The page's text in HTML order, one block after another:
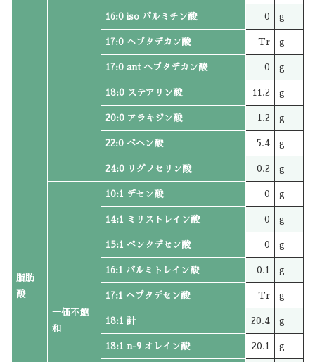
脂肪
酸
16:0 iso パルミチン酸 0 g
17:0 ヘプタデカン酸 Tr g
17:0 ant ヘプタデカン酸 0 g
18:0 ステアリン酸 11.2 g
20:0 アラキジン酸 1.2 g
22:0 ベヘン酸 5.4 g
24:0 リグノセリン酸 0.2 g
一価不飽
和
10:1 デセン酸 0 g
14:1 ミリストレイン酸 0 g
15:1 ペンタデセン酸 0 g
16:1 パルミトレイン酸 0.1 g
17:1 ヘプタデセン酸 Tr g
18:1 計 20.4 g
18:1 n-9 オレイン酸 20.1 g